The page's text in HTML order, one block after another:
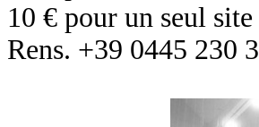
10 € pour un seul site
Rens. +39 0445 230